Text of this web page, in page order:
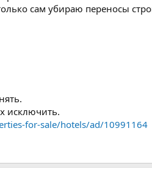
сам убираю переносы
исключить.
for-sale/hotels/ad/10991164